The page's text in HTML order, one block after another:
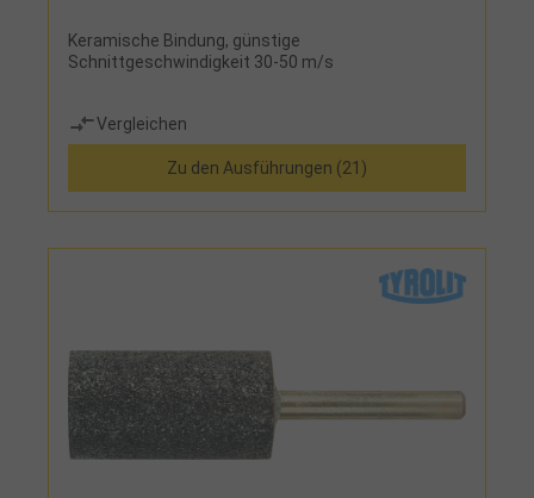
Keramische Bindung, günstige
Schnittgeschwindigkeit 30-50 m/s
Vergleichen
Zu den Ausführungen (21)